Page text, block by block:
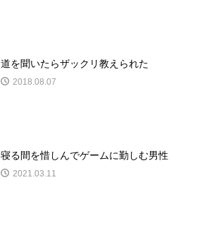
道を聞いたらザックリ教えられた
2018.08.07
寝る間を惜しんでゲームに勤しむ男性
2021.03.11